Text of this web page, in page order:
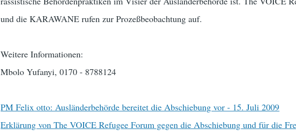
und die KARAWANE rufen zur Prozeßbeobachtung auf.
Weitere Informationen:
Mbolo Yufanyi, 0170 - 8788124
PM Felix otto: Ausländerbehörde bereitet die Abschiebung vor - 15. Juli 2009
Erklärung von The VOICE Refugee Forum gegen die Abschiebung und für die